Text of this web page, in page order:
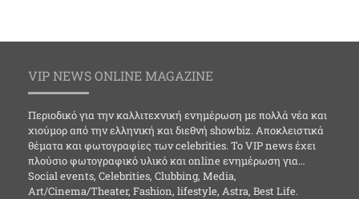
VIP NEWS ONLINE MAGAZINE
Περιοδικό για την καλλιτεχνική ενημέρωση με πολλά νέα και
χιούμορ από την ελληνική και διεθνή showbiz. Αποκλειστικά
θέματα και φωτογραφίες των celebrities. Το VIP news έχει
πλούσιο φωτογραφικό υλικό και online ενημέρωση για…
Social events, Celebrities, Clubbing, Media,
Art/Cinema/Theater, Fashion, lifestyle, Astra, Best Life.